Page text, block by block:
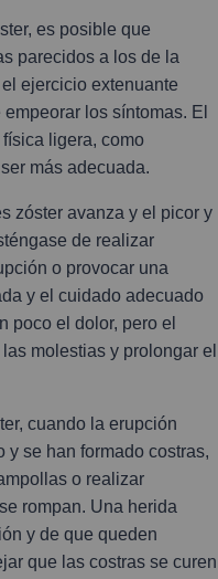
es posible que
parecidos a los de la
ejercicio extenuante
los síntomas. El
ligera, como
más adecuada.
zóster avanza y el picor y
de realizar
o provocar una
y el cuidado adecuado
poco el dolor, pero el
molestias y prolongar el
cuando la erupción
se han formado costras,
o realizar
rompan. Una herida
y de que queden
que las costras se curen